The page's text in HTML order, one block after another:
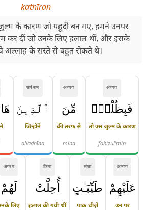
kathīran
के कारण जो यहूदी बन गए, हमने उनपर
कर दीं जो उनके लिए हलाल थीं, और इसके
अल्लाह के रास्ते से बहुत रोकते थे।
अव्यय
فَبِظُلْمٍۢ
तो उस ज़ुल्म के कारण
fabiẓul'min
अव्यय
مِّنَ
की तरफ से
mina
सर्वनाम
ٱلَّذِينَ
जिन्होंने
alladhīna
अव्यय
عَلَيْهِمْ
उन पर
संज्ञा
طَيِّبَـٰتٍ
पाक चीज़ें
क्रिया
أُحِلَّتْ
हलाल की गयी थीं
अव्यय
لَهُمْ
लिए